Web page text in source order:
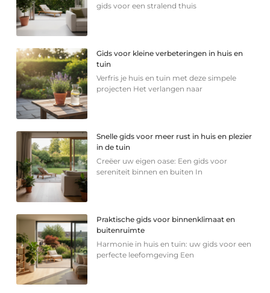
gids voor een stralend thuis
Gids voor kleine verbeteringen in huis en
tuin
Verfris je huis en tuin met deze simpele
projecten Het verlangen naar
Snelle gids voor meer rust in huis en plezier
in de tuin
Creëer uw eigen oase: Een gids voor
sereniteit binnen en buiten In
Praktische gids voor binnenklimaat en
buitenruimte
Harmonie in huis en tuin: uw gids voor een
perfecte leefomgeving Een